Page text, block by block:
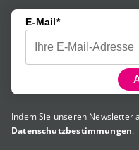
E-Mail*
Indem Sie unseren Newsletter
Datenschutzbestimmungen.